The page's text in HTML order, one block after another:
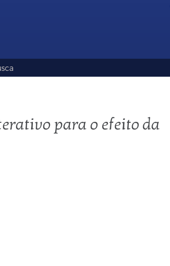
para o efeito da